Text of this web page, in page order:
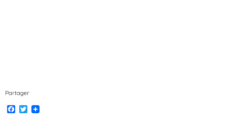
Partager
F
T